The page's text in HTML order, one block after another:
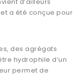
a été conçue pour
des agrégats
hydrophile d’un
permet de